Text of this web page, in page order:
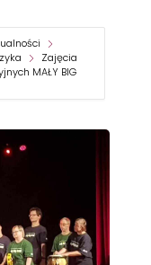
Zajęcia
MAŁY BIG